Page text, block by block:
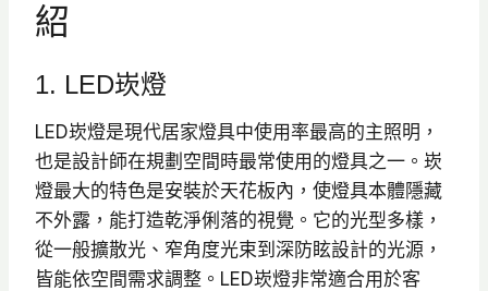
紹
1. LED崁燈
LED崁燈是現代居家燈具中使用率最高的主照明，
也是設計師在規劃空間時最常使用的燈具之一。崁
燈最大的特色是安裝於天花板內，使燈具本體隱藏
不外露，能打造乾淨俐落的視覺。它的光型多樣，
從一般擴散光、窄角度光束到深防眩設計的光源，
皆能依空間需求調整。LED崁燈非常適合用於客